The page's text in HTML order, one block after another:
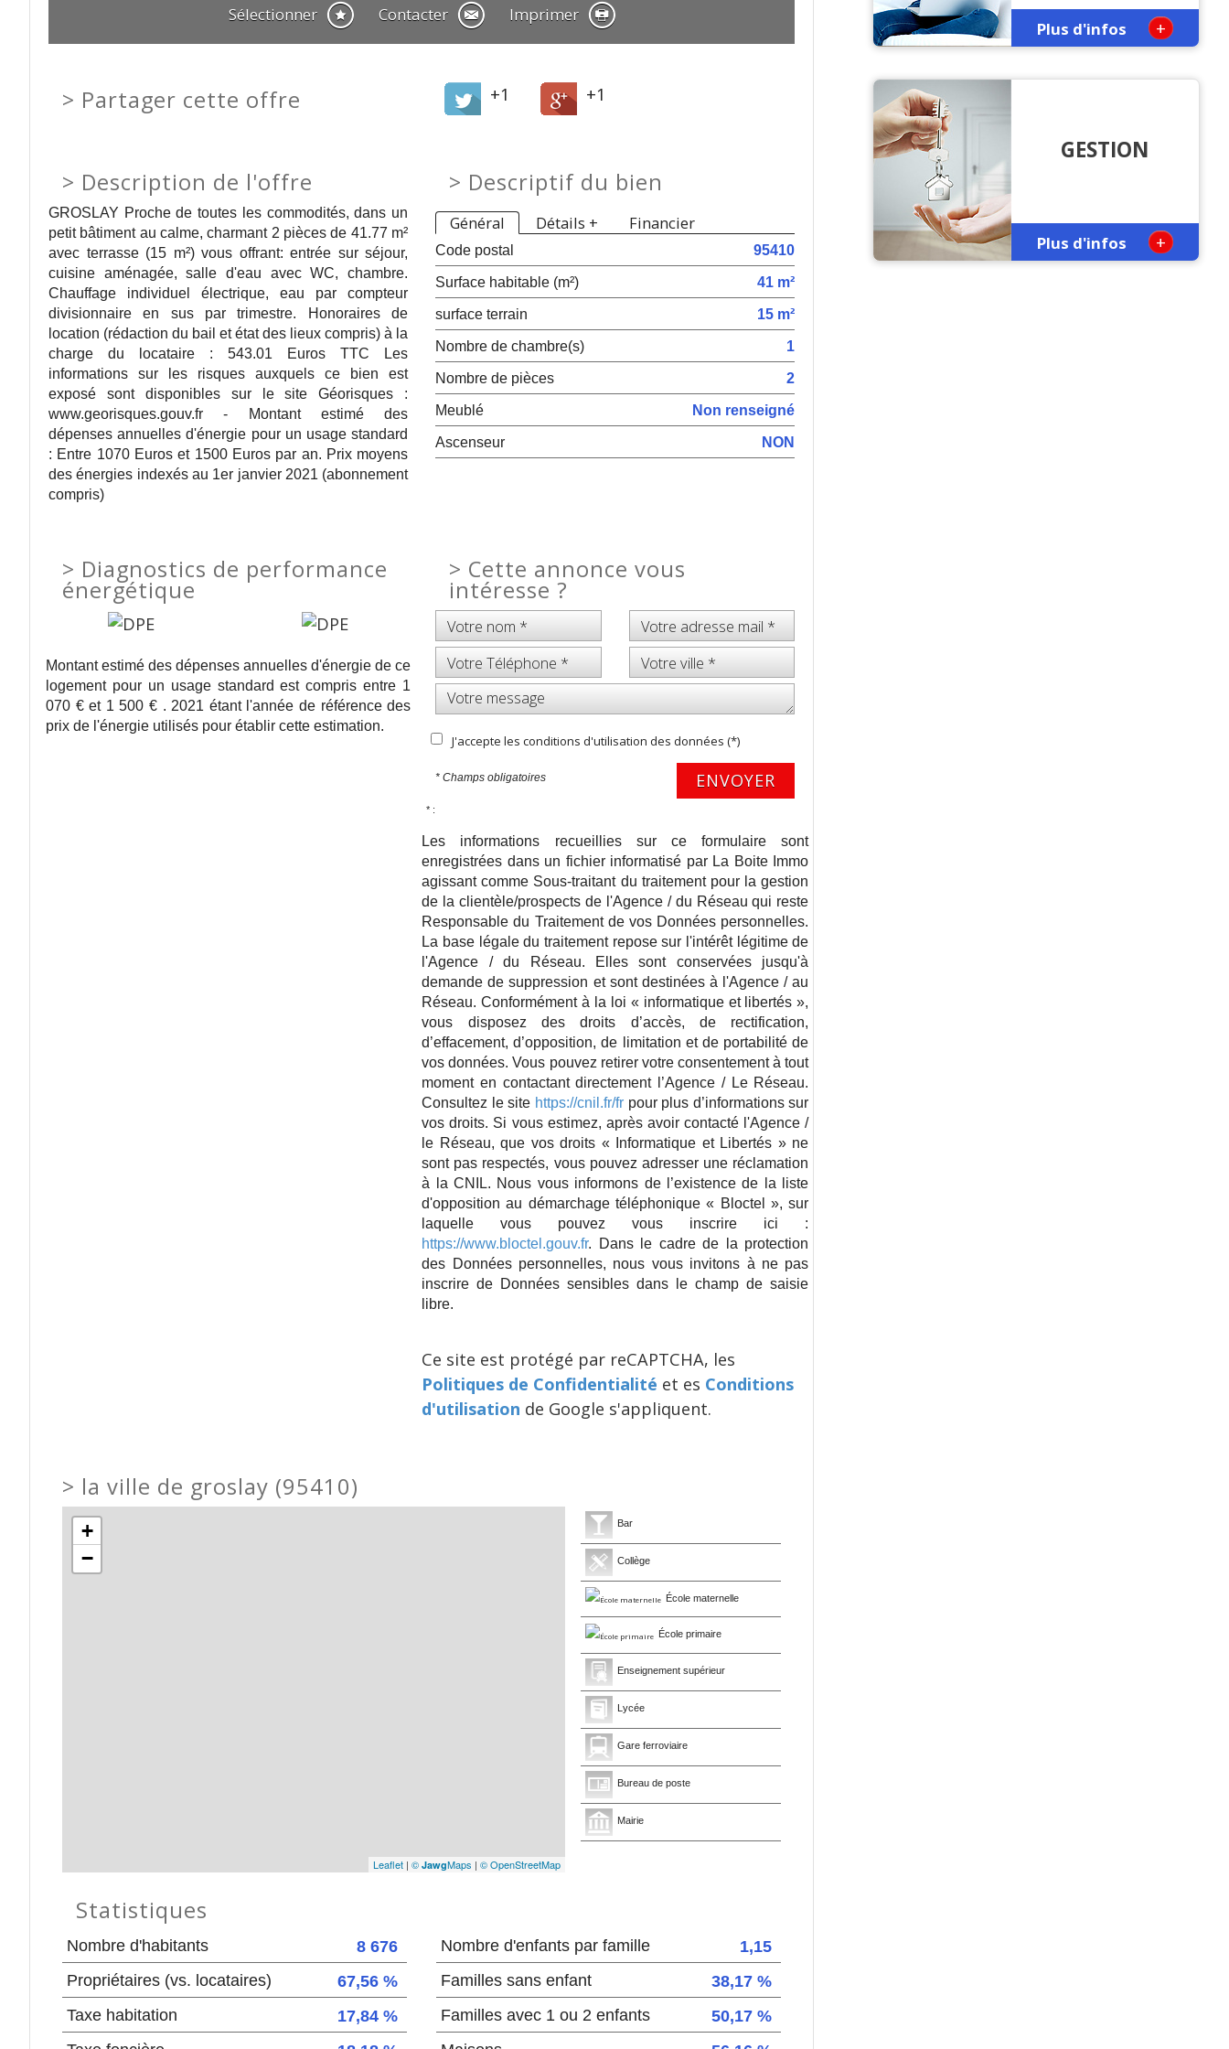
Sélectionner Contacter Imprimer
Partager cette offre +1 +1
> Description de l'offre
GROSLAY Proche de toutes les commodités, dans un
petit bâtiment au calme, charmant 2 pièces de 41.77 m²
avec terrasse (15 m²) vous offrant: entrée sur séjour,
cuisine aménagée, salle d'eau avec WC, chambre.
Chauffage individuel électrique, eau par compteur
divisionnaire en sus par trimestre. Honoraires de
location (rédaction du bail et état des lieux compris) à la
charge du locataire : 543.01 Euros TTC Les
informations sur les risques auxquels ce bien est
exposé sont disponibles sur le site Géorisques :
www.georisques.gouv.fr - Montant estimé des
dépenses annuelles d'énergie pour un usage standard
: Entre 1070 Euros et 1500 Euros par an. Prix moyens
des énergies indexés au 1er janvier 2021 (abonnement
compris)
> Descriptif du bien
Général Détails + Financier
Code postal
95410
Surface habitable (m²)
41 m²
surface terrain
15 m²
Nombre de chambre(s)
1
Nombre de pièces
2
Meublé
Non renseigné
Ascenseur
NON
> Diagnostics de performance
énergétique
Montant estimé des dépenses annuelles d'énergie de ce
logement pour un usage standard est compris entre 1
070 € et 1 500 € . 2021 étant l'année de référence des
prix de l'énergie utilisés pour établir cette estimation.
> Cette annonce vous
intéresse ?
J'accepte les conditions d'utilisation des données (*)
* Champs obligatoires ENVOYER
* :
Les informations recueillies sur ce formulaire sont
enregistrées dans un fichier informatisé par La Boite Immo
agissant comme Sous-traitant du traitement pour la gestion
de la clientèle/prospects de l'Agence / du Réseau qui reste
Responsable du Traitement de vos Données personnelles.
La base légale du traitement repose sur l'intérêt légitime de
l'Agence / du Réseau. Elles sont conservées jusqu'à
demande de suppression et sont destinées à l'Agence / au
Réseau. Conformément à la loi « informatique et libertés »,
vous disposez des droits d’accès, de rectification,
d’effacement, d’opposition, de limitation et de portabilité de
vos données. Vous pouvez retirer votre consentement à tout
moment en contactant directement l’Agence / Le Réseau.
Consultez le site https://cnil.fr/frpour plus d’informations sur
vos droits. Si vous estimez, après avoir contacté l'Agence /
le Réseau, que vos droits « Informatique et Libertés » ne
sont pas respectés, vous pouvez adresser une réclamation
à la CNIL. Nous vous informons de l’existence de la liste
d'opposition au démarchage téléphonique « Bloctel », sur
laquelle vous pouvez vous inscrire ici :
https://www.bloctel.gouv.fr. Dans le cadre de la protection
des Données personnelles, nous vous invitons à ne pas
inscrire de Données sensibles dans le champ de saisie
libre.
Ce site est protégé par reCAPTCHA, les
Politiques de Confidentialité et es Conditions
d'utilisation de Google s'appliquent.
> la ville de groslay (95410)
+
−
Leaflet |©JawgMaps |© OpenStreetMap
Bar
Collège
École maternelle
École primaire
Enseignement supérieur
Lycée
Gare ferroviaire
Bureau de poste
Mairie
Statistiques
Nombre d'habitants
8 676
Propriétaires (vs. locataires)
67,56 %
Taxe habitation
17,84 %
Nombre d'enfants par famille
1,15
Familles sans enfant
38,17 %
Familles avec 1 ou 2 enfants
50,17 %
Plus d'infos +
GESTION
Plus d'infos +